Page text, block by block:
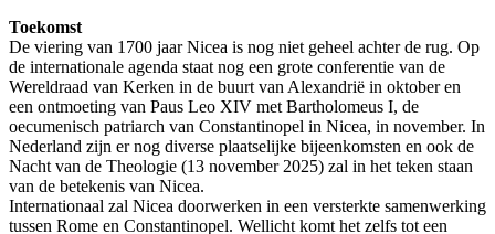
Toekomst
De viering van 1700 jaar Nicea is nog niet geheel achter de rug. Op
de internationale agenda staat nog een grote conferentie van de
Wereldraad van Kerken in de buurt van Alexandrië in oktober en
een ontmoeting van Paus Leo XIV met Bartholomeus I, de
oecumenisch patriarch van Constantinopel in Nicea, in november. In
Nederland zijn er nog diverse plaatselijke bijeenkomsten en ook de
Nacht van de Theologie (13 november 2025) zal in het teken staan
van de betekenis van Nicea.
Internationaal zal Nicea doorwerken in een versterkte samenwerking
tussen Rome en Constantinopel. Wellicht komt het zelfs tot een